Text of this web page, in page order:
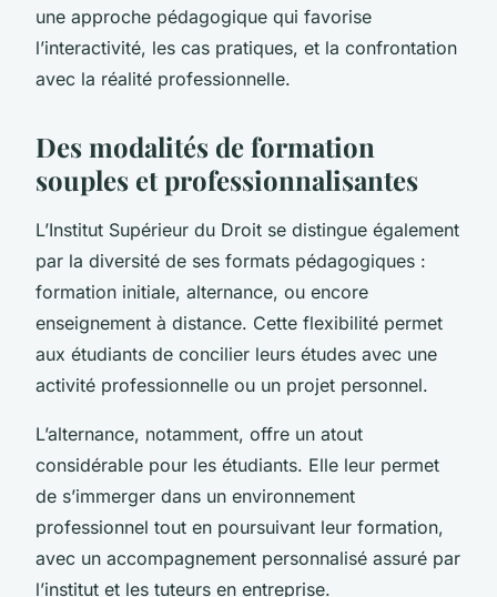
une approche pédagogique qui favorise
l’interactivité, les cas pratiques, et la confrontation
avec la réalité professionnelle.
Des modalités de formation
souples et professionnalisantes
L’Institut Supérieur du Droit se distingue également
par la diversité de ses formats pédagogiques :
formation initiale, alternance, ou encore
enseignement à distance. Cette flexibilité permet
aux étudiants de concilier leurs études avec une
activité professionnelle ou un projet personnel.
L’alternance, notamment, offre un atout
considérable pour les étudiants. Elle leur permet
de s’immerger dans un environnement
professionnel tout en poursuivant leur formation,
avec un accompagnement personnalisé assuré par
l’institut et les tuteurs en entreprise.